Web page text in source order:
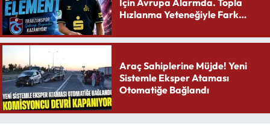
Hızlanma Yeteneğiyle Fark
Araç Sahiplerine Müjde! Yeni
Sistemle Eksper Ataması
Otomatiğe Bağlandı